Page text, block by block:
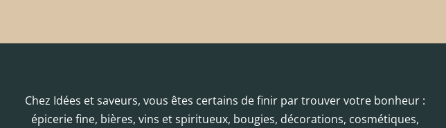
Chez Idées et saveurs, vous êtes certains de finir par trouver votre bonheur :
épicerie fine, bières, vins et spiritueux, bougies, décorations, cosmétiques,